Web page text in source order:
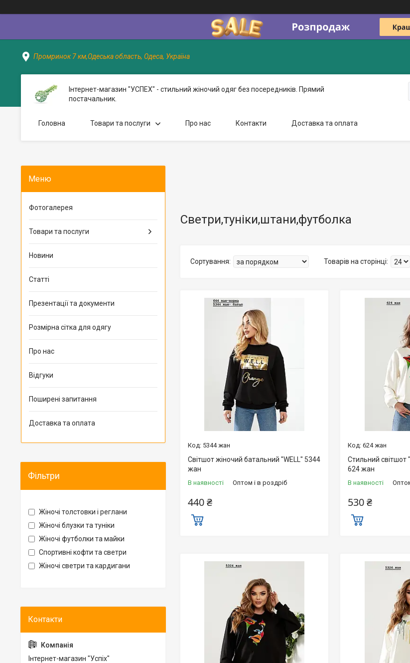
Промринок 7 км,Одеська область, Одеса, Україна
Інтернет-магазин "УСПЕХ" - стильний жіночий одяг без посередників. Прямий
постачальник.
Головна Товари та послуги Про нас Контакти Доставка та оплата
Светри,туніки,штани,футболка
5344 жан
Світшот жіночий батальний "WELL" 5344
жан
В наявності Оптом і в роздріб
440 ₴
624 жан
Стильний світшот
624 жан
В наявності
530 ₴
Фотогалерея
Товари та послуги
Новини
Статті
Презентації та документи
Розмірна сітка для одягу
Про нас
Відгуки
Поширені запитання
Доставка та оплата
Фільтри
Жіночі толстовки і реглани
Жіночі блузки та туніки
Жіночі футболки та майки
Спортивні кофти та светри
Жіночі светри та кардигани
Інтернет-магазин "Успіх"